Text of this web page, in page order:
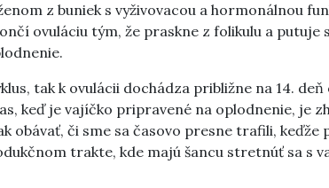
z buniek s vyživovacou a hormonálnou
ovuláciu tým, že praskne z folikulu a putuje
tak k ovulácii dochádza približne na 14. deň
keď je vajíčko pripravené na oplodnenie, je
obávať, či sme sa časovo presne trafili, keďže
trakte, kde majú šancu stretnúť sa s